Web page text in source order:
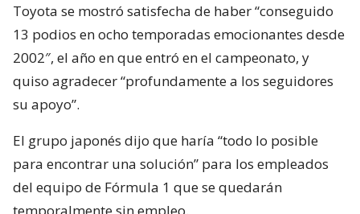
Toyota se mostró satisfecha de haber “conseguido
13 podios en ocho temporadas emocionantes desde
2002″, el año en que entró en el campeonato, y
quiso agradecer “profundamente a los seguidores
su apoyo”.
El grupo japonés dijo que haría “todo lo posible
para encontrar una solución” para los empleados
del equipo de Fórmula 1 que se quedarán
temporalmente sin empleo.